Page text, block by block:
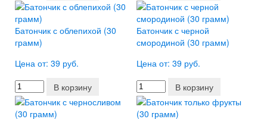
Батончик с облепихой (30
грамм)
Цена от: 39 руб.
В корзину
Батончик с черной
смородиной (30 грамм)
Цена от: 39 руб.
В корзину